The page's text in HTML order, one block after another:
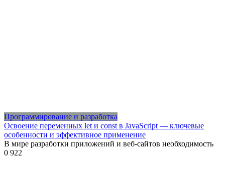
Программирование и разработка
Освоение переменных let и const в JavaScript — ключевые
особенности и эффективное применение
В мире разработки приложений и веб-сайтов необходимость
0 922